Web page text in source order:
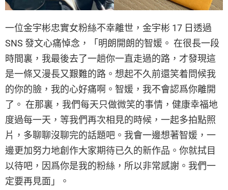
一位金宇彬忠實女粉絲不幸離世，金宇彬 17 日透過
SNS 發文心痛悼念，「明朗開朗的智媛。 在很長一段
時間裏，我最後去了一趟你一直走過的路，才發現這
是一條又漫長又艱難的路。想起不久前還笑着問候我
的你的臉，我的心好痛啊。智媛，我不會認爲你離開
了。 在那裏，我們每天只做微笑的事情，健康幸福地
度過每一天，等我們再次相見的時候，一起多拍點照
片，多聊聊沒聊完的話題吧。我會一邊想著智媛，一
邊更加努力地創作大家期待已久的新作品。你就拭目
以待吧，因爲你是我的粉絲，所以非常感謝。我們一
定要再見面」。